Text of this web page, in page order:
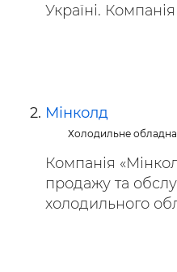
Україні.
Мінколд
Холодильне
Компанія
продажу та
холодильного